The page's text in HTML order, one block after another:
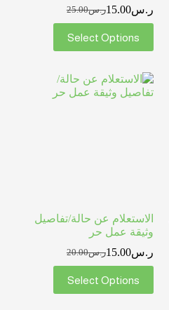
ر.س25.00 ر.س15.00
Select Options
الاستعلام عن حالة/تفاصيل
وثيقة عمل حر
ر.س20.00 ر.س15.00
Select Options